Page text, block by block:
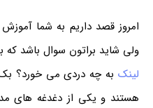
امروز قصد داریم به شما
ولی شاید براتون سوال باشد که
لینکبه چه دردی می خورد؟ بک
هستند و یکی از دغدغه های